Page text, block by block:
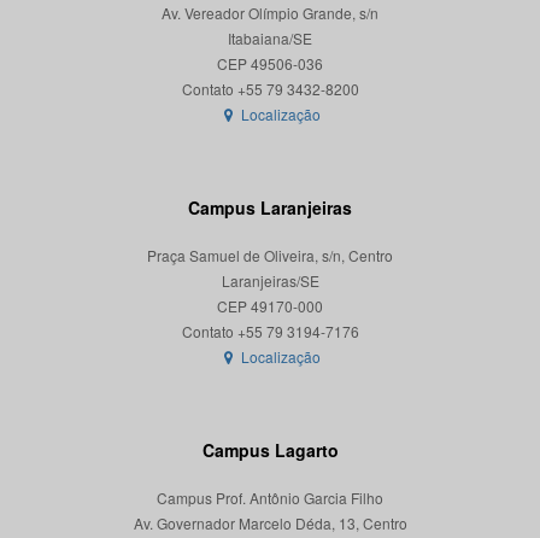
Av. Vereador Olímpio Grande, s/n
Itabaiana/SE
CEP 49506-036
Localização
Campus Laranjeiras
Praça Samuel de Oliveira, s/n, Centro
Laranjeiras/SE
CEP 49170-000
Localização
Campus Lagarto
Campus Prof. Antônio Garcia Filho
Av. Governador Marcelo Déda, 13, Centro